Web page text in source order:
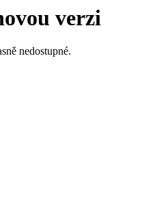
verzi
nedostupné.